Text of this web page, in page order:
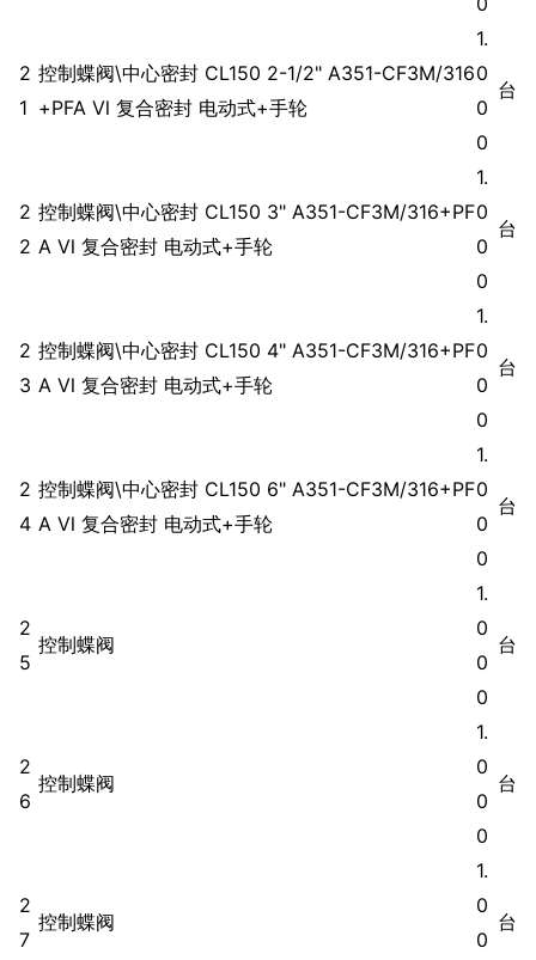
2
1
控制蝶阀\中心密封 CL150 2-1/2" A351-CF3M/316
+PFA Ⅵ 复合密封 电动式+手轮
1.
0
0
0
台
2
2
控制蝶阀\中心密封 CL150 3" A351-CF3M/316+PF
A Ⅵ 复合密封 电动式+手轮
1.
0
0
0
台
2
3
控制蝶阀\中心密封 CL150 4" A351-CF3M/316+PF
A Ⅵ 复合密封 电动式+手轮
1.
0
0
0
台
2
4
控制蝶阀\中心密封 CL150 6" A351-CF3M/316+PF
A Ⅵ 复合密封 电动式+手轮
1.
0
0
0
台
2
5
控制蝶阀
1.
0
0
0
台
2
6
控制蝶阀
1.
0
0
0
台
2
7
控制蝶阀
1.
0
0
台